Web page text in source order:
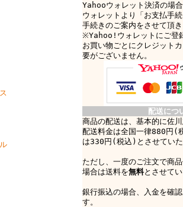
Yahooウォレット決済の場
ウォレットより「お支払手
手続きのご案内をさせて頂
※Yahoo!ウォレットにご登
お買い物ごとにクレジット
要がございません。
配送につ
商品の配送は、基本的に佐
配送料金は全国一律880円(
は330円(税込)とさせてい
ただし、一度のご注文で商
場合は送料を無料とさせて
銀行振込の場合、入金を確
す。